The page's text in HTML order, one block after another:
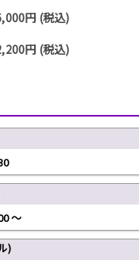
円 (税込)
円 (税込)
〜
)